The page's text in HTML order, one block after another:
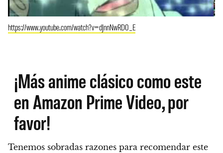
https://www.youtube.com/watch?v=dJnnNwRD0_E
¡Más anime clásico como este
en Amazon Prime Video, por
favor!
Tenemos sobradas razones para recomendar este